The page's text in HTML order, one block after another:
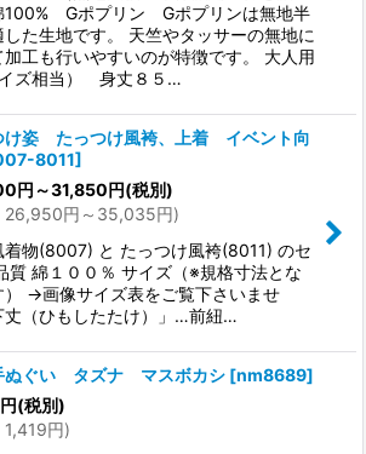
100% Gポプリン Gポプリンは無地半
した生地です。 天竺やタッサーの無地に
加工も行いやすいのが特徴です。 大人用
イズ相当） 身丈８５…
け姿 たっつけ風袴、上着 イベント向
8011]
円 ～31,850円(税別)
26,950円 ～35,035円)
着物(8007) と たっつけ風袴(8011) のセ
質 綿１００％ サイズ（※規格寸法とな
） →画像サイズ表をご覧下さいませ
丈（ひもしたたけ）」…前紐…
ぬぐい タズナ マスボカシ [nm8689]
円(税別)
1,419円)